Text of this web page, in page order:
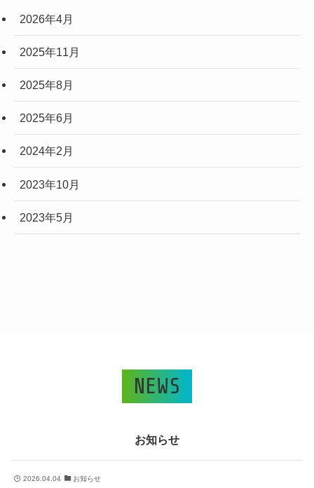
2026年4月
2025年11月
2025年8月
2025年6月
2024年2月
2023年10月
2023年5月
NEWS
お知らせ
2026.04.04 お知らせ